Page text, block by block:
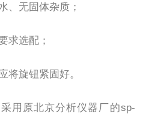
、无固体杂质；
求选配；
将旋钮紧固好。
用原北京分析仪器厂的sp-